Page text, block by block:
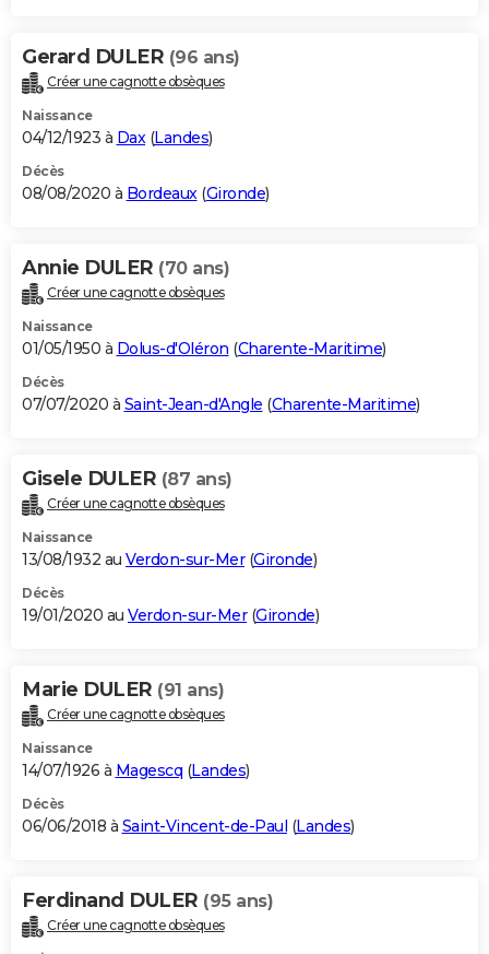
Gerard DULER (96 ans)
Créer une cagnotte obsèques
Naissance
04/12/1923 à Dax(Landes)
Décès
08/08/2020 à Bordeaux(Gironde)
Annie DULER (70 ans)
Créer une cagnotte obsèques
Naissance
01/05/1950 à Dolus-d'Oléron (Charente-Maritime)
Décès
07/07/2020 à Saint-Jean-d'Angle (Charente-Maritime)
Gisele DULER (87 ans)
Créer une cagnotte obsèques
Naissance
13/08/1932 au Verdon-sur-Mer(Gironde)
Décès
19/01/2020 au Verdon-sur-Mer(Gironde)
Marie DULER (91 ans)
Créer une cagnotte obsèques
Naissance
14/07/1926 à Magescq (Landes)
Décès
06/06/2018 à Saint-Vincent-de-Paul (Landes)
Ferdinand DULER (95 ans)
Créer une cagnotte obsèques